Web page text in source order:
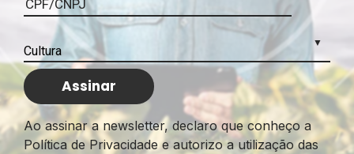
Ao assinar a newsletter, declaro que conheço a
Política de Privacidade e autorizo a utilização das